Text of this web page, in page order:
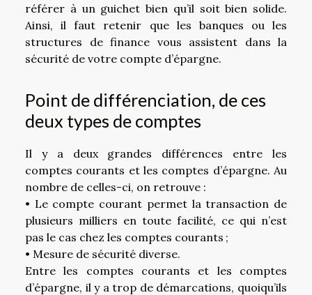
référer à un guichet bien qu’il soit bien solide.
Ainsi, il faut retenir que les banques ou les
structures de finance vous assistent dans la
sécurité de votre compte d’épargne.
Point de différenciation, de ces
deux types de comptes
Il y a deux grandes différences entre les
comptes courants et les comptes d’épargne. Au
nombre de celles-ci, on retrouve :
• Le compte courant permet la transaction de
plusieurs milliers en toute facilité, ce qui n’est
pas le cas chez les comptes courants ;
• Mesure de sécurité diverse.
Entre les comptes courants et les comptes
d’épargne, il y a trop de démarcations, quoiqu’ils